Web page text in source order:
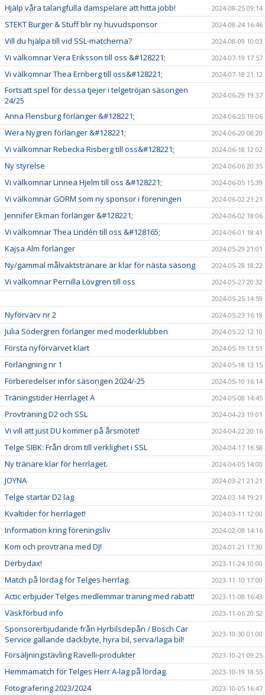
Hjälp våra talangfulla damspelare att hitta jobb! 2024-08-25 09:14
STEKT Burger & Stuff blir ny huvudsponsor 2024-08-24 16:46
Vill du hjälpa till vid SSL-matcherna? 2024-08-09 10:03
Vi välkomnar Vera Eriksson till oss &#128221; 2024-07-19 17:57
Vi välkomnar Thea Ernberg till oss&#128221; 2024-07-18 21:12
Fortsatt spel för dessa tjejer i telgetröjan säsongen
24/25
2024-06-29 19:37
Anna Flensburg förlänger &#128221; 2024-06-25 19:06
Wera Nygren förlänger &#128221; 2024-06-20 08:20
Vi välkomnar Rebecka Risberg till oss&#128221; 2024-06-18 12:02
Ny styrelse 2024-06-06 20:35
Vi välkomnar Linnea Hjelm till oss &#128221; 2024-06-05 15:39
Vi välkomnar GORM som ny sponsor i föreningen 2024-06-02 21:21
Jennifer Ekman förlänger &#128221; 2024-06-02 18:06
Vi välkomnar Thea Lindén till oss &#128165; 2024-06-01 18:41
Kajsa Alm förlänger 2024-05-29 21:01
Ny/gammal målvaktstränare är klar för nästa säsong 2024-05-28 18:22
Vi välkomnar Pernilla Lövgren till oss
2024-05-27 20:32
2024-05-25 14:59
Nyförvärv nr 2 2024-05-23 16:18
Julia Södergren förlänger med moderklubben 2024-05-22 12:10
Första nyförvärvet klart 2024-05-19 13:51
Förlängning nr 1 2024-05-18 13:15
Förberedelser inför säsongen 2024/-25 2024-05-10 16:14
Träningstider Herrlaget A 2024-05-08 14:45
Provträning D2 och SSL 2024-04-23 19:01
Vi vill att just DU kommer på årsmötet! 2024-04-22 20:16
Telge SIBK: Från dröm till verklighet i SSL 2024-04-17 16:58
Ny tränare klar för herrlaget. 2024-04-05 14:00
JOYNA 2024-03-21 21:21
Telge startar D2 lag 2024-03-14 19:21
Kvaltider för herrlaget! 2024-03-11 12:00
Information kring föreningsliv 2024-02-08 14:16
Kom och provträna med DJ! 2024-01-21 17:30
Derbydax! 2023-11-24 10:00
Match på lördag för Telges herrlag. 2023-11-10 17:00
Actic erbjuder Telges medlemmar träning med rabatt! 2023-11-08 16:43
Väskförbud info 2023-11-06 20:52
Sponsorerbjudande från Hyrbilsdepån / Bosch Car
Service gällande däckbyte, hyra bil, serva/laga bil!
2023-10-30 01:00
Försäljningstävling Ravelli-produkter 2023-10-21 09:25
Hemmamatch för Telges Herr A-lag på lördag. 2023-10-19 18:55
Fotografering 2023/2024 2023-10-05 16:47